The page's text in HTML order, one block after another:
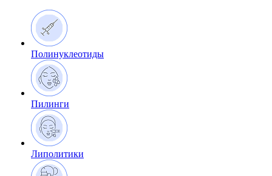
Полинуклеотиды
Пилинги
Липолитики